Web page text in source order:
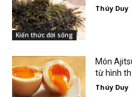
Kiến thức đời sống
Thúy Duy
Món
từ hình
Thúy Duy